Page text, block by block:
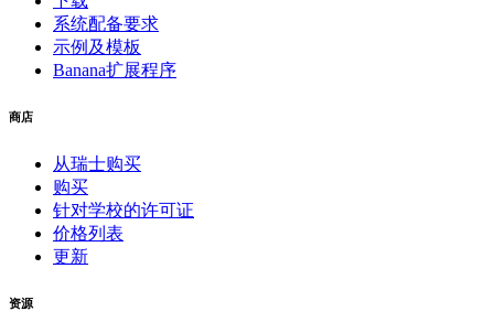
系统配备要求
示例及模板
Banana扩展程序
商店
从瑞士购买
购买
针对学校的许可证
价格列表
更新
资源